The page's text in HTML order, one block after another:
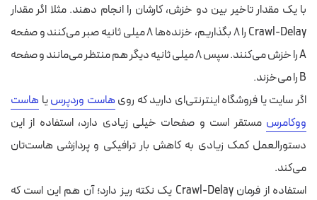
با یک مقدار تاخیر بین دو خزش، کارشان را انجام دهند. مثلا اگر مقدار
Crawl-Delay را ۸ بگذاریم، خزنده‌ها ۸ میلی ثانیه صبر می‌کنند و صفحه
A را خزش می‌کنند. سپس ۸ میلی ثانیه دیگر هم منتظر می‌مانند و صفحه
B را می‌خزند.
اگر سایت یا فروشگاه اینترنتی‌ای دارید که روی هاست وردپرسیا هاست
ووکامرس مستقر است و صفحات خیلی زیادی دارد، استفاده از این
دستورالعمل کمک زیادی به کاهش بار ترافیکی و پردازشی هاست‌تان
می‌کند.
استفاده از فرمان Crawl-Delay یک نکته ریز دارد؛ آن هم این است که